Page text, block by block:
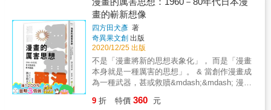
訪寫作與田野踏查 耗費時間、精力，實地走訪
全臺獨立書店，精選16家臺灣必訪深具特色書
店，透過文字與鏡頭，報導最真實、溫暖的臺
灣在地閱讀故事，職人精神，特殊經營型態、
空間運用、書籍空間陳列，顯現臺灣獨樹一幟
的閱讀格調與風景。 & 跟著作者探訪獨立書
店，帶一本自己的愛書回家。 出外旅遊也探訪
書店，從本書透露的閱讀故事中，探索自身與
書店、書籍的深度互動，尋訪愛書，從書店帶
門書店、韓文書店、竭力推廣詩歌的舊書店，
以及深具無政府、左派色彩的書店等。本書作
者池內佑介為神保町現役書店店員，出於對書
店深厚的愛，對書店的踏查足跡遍及日本、臺
灣、中國、韓國。此次將眼光轉回日本，透過
深度訪談，記錄下各家書店老闆對自家書店歷
史和營業狀態、閱讀人生、思想上受過影響的
作家和書，也對日本書市的目前狀況提出自己
首、書尾包夾正文， 還存在著十多種其他副文
本：序、頁碼、書眉、獻詞、註腳、版權頁和
勘誤表， 它們各有特色與生動的發展過程。 &
而書本封面雖然印著作者大名，但每一本書都
是一連串合作的總和： 出版者、編輯者、印刷
者、設計者，甚至律師、圖書館員， 眾人成就
了一本又一本由傳統與創新的概念堆疊出來的
讀物。 & 本書是一趟書籍史的豐富之旅。 將書
拆解，利用二十二個章節，述說每個書本構件
畫的嶄新想像
四方田犬彥 著
奇異果文創 出版
2020/12/25 出版
不是「漫畫將新的思想表象化」， 而是「漫畫
本身就是一種厲害的思想」。 & 當創作漫畫成
為一種武器，甚或救贖&mdash;&mdash; 漫畫
八〇年代，漫畫在日本社會中的地位起了劇烈
9 折 特價 360 元